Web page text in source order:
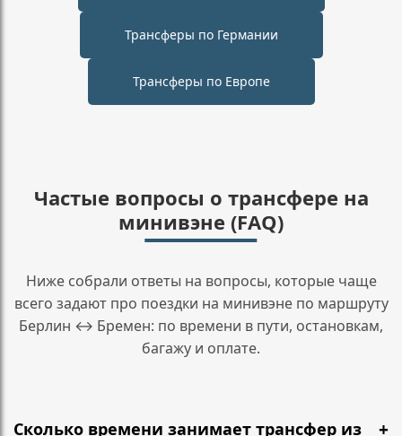
Трансферы по Германии
Трансферы по Европе
Частые вопросы о трансфере на
минивэне (FAQ)
Ниже собрали ответы на вопросы, которые чаще
всего задают про поездки на минивэне по маршруту
Берлин ↔ Бремен: по времени в пути, остановкам,
багажу и оплате.
Сколько времени занимает трансфер из